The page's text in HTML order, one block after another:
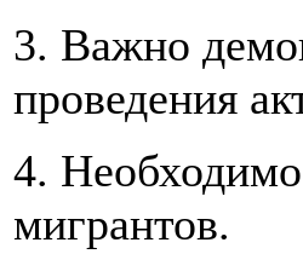
3. Важно
проведения
4.
мигрантов.